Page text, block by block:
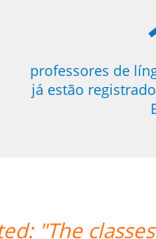
professores de
já estão
Enrico is